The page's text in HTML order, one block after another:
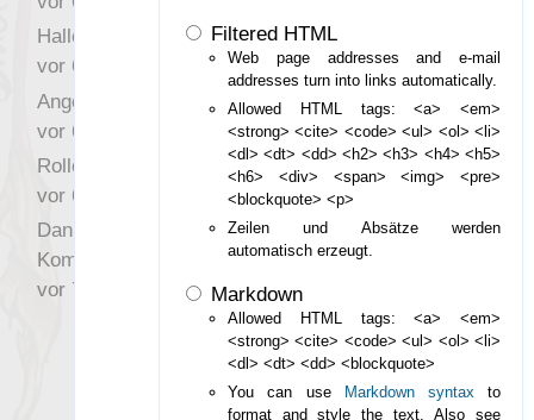
Filtered HTML
Web page addresses and e-mail
addresses turn into links automatically.
Allowed HTML tags: <a> <em>
<strong> <cite> <code> <ul> <ol> <li>
<dl> <dt> <dd> <h2> <h3> <h4> <h5>
<h6> <div> <span> <img> <pre>
<blockquote> <p>
Zeilen und Absätze werden
automatisch erzeugt.
Markdown
Allowed HTML tags: <a> <em>
<strong> <cite> <code> <ul> <ol> <li>
<dl> <dt> <dd> <blockquote>
You can use
Markdown syntax to
format and style the text. Also see
Hallo Drak
vor 6 Jahre 10 Wochen
Angefragt
vor 6 Jahre 10 Wochen
Rollenspielrunde
vor 6 Jahre 10 Wochen
Danke für Deinen
Kommentar!
vor 7 Jahre 22 Wochen